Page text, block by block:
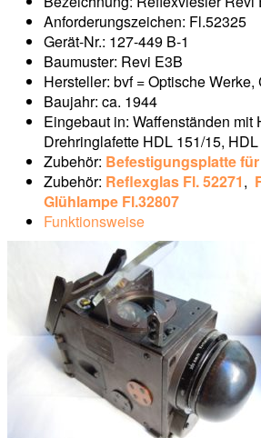
Anforderungszeichen: Fl.52325
Gerät-Nr.: 127-449 B-1
Baumuster: Revi E3B
Hersteller: bvf = Optische
Baujahr: ca. 1944
Eingebaut in: Waffenständen mit
Drehringlafette HDL 151/15,
Zubehör: Befestigungsplatte
Zubehör: Reflexglas Fl. 52271,
Glühlampe Fl.32807
Funktionsweise